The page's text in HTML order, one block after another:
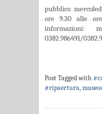
pubblico
ore 9.30 alle
informazioni:
0382.986491/
Post Tagged with
#ripaertura,